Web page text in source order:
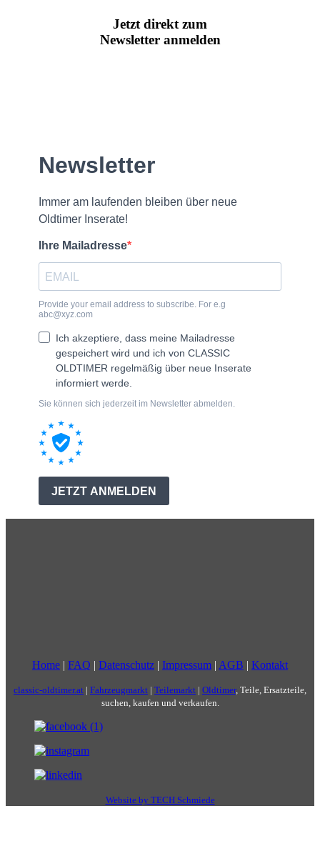
Jetzt direkt zum
Newsletter anmelden
Home | FAQ | Datenschutz | Impressum | AGB | Kontakt
classic-oldtimer.at | Fahrzeugmarkt | Teilemarkt | Oldtimer, Teile, Ersatzteile,
suchen, kaufen und verkaufen.
Website by TECH Schmiede